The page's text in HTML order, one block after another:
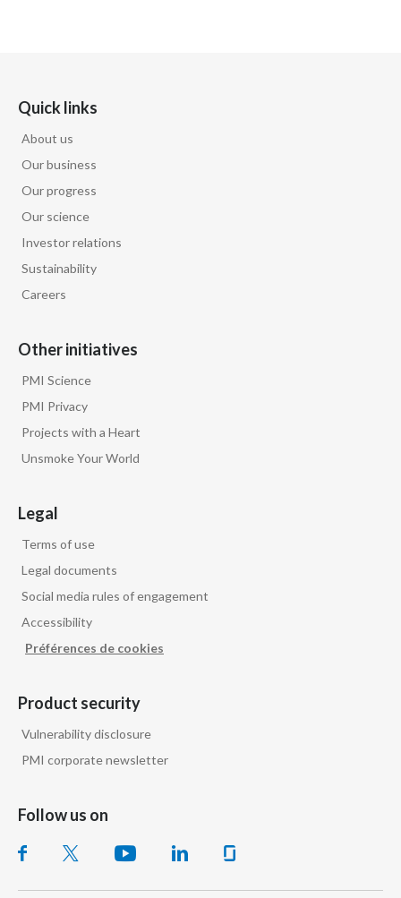
Quick links
About us
Our business
Our progress
Our science
Investor relations
Sustainability
Careers
Other initiatives
PMI Science
PMI Privacy
Projects with a Heart
Unsmoke Your World
Legal
Terms of use
Legal documents
Social media rules of engagement
Accessibility
Préférences de cookies
Product security
Vulnerability disclosure
PMI corporate newsletter
Follow us on